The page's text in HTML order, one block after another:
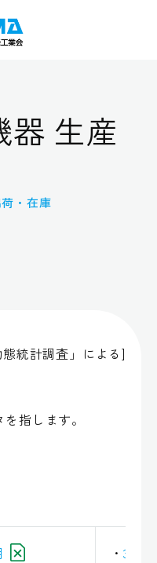
器 生産
・在庫
統計調査」による]
指します。
3月